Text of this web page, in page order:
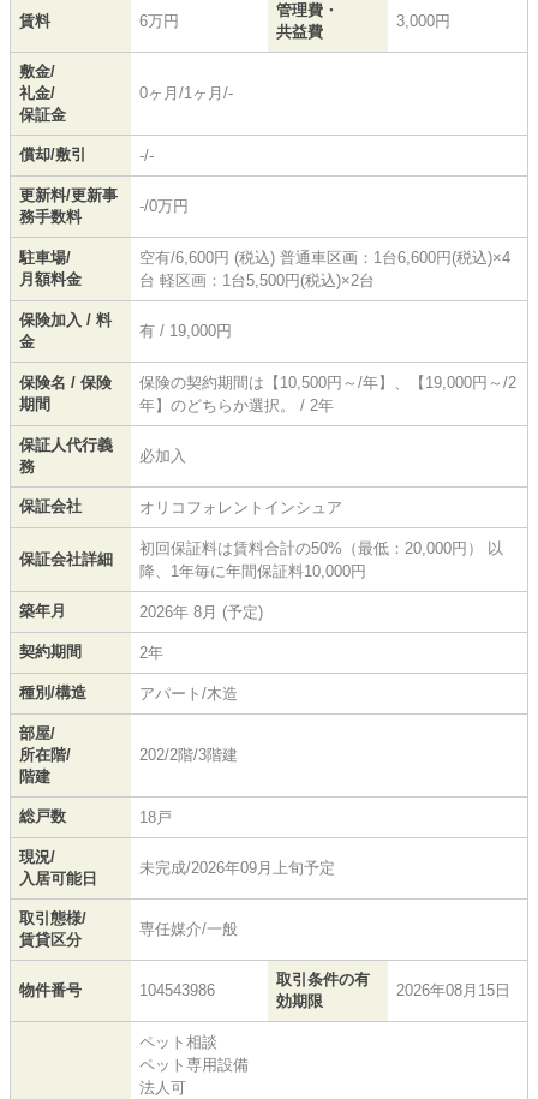
賃料 6万円
管理費・
共益費
3,000円
敷金/
礼金/
保証金
0ヶ月/1ヶ月/-
償却/敷引 -/-
更新料/更新事
務手数料
-/0万円
駐車場/
月額料金
空有/6,600円 (税込) 普通車区画：1台6,600円(税込)×4
台 軽区画：1台5,500円(税込)×2台
保険加入 / 料
金
有 / 19,000円
保険名 / 保険
期間
保険の契約期間は【10,500円～/年】、【19,000円～/2
年】のどちらか選択。 / 2年
保証人代行義
務
必加入
保証会社 オリコフォレントインシュア
保証会社詳細
初回保証料は賃料合計の50%（最低：20,000円） 以
降、1年毎に年間保証料10,000円
築年月 2026年 8月 (予定)
契約期間 2年
種別/構造 アパート/木造
部屋/
所在階/
階建
202/2階/3階建
総戸数 18戸
現況/
入居可能日
未完成/2026年09月上旬予定
取引態様/
賃貸区分
専任媒介/一般
物件番号 104543986
取引条件の有
効期限
2026年08月15日
ペット相談
ペット専用設備
法人可